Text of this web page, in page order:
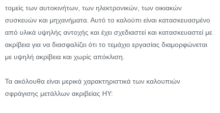
τομείς των αυτοκινήτων, των ηλεκτρονικών, των οικιακών
συσκευών και μηχανήματα. Αυτό το καλούπι είναι κατασκευασμένο
από υλικά υψηλής αντοχής και έχει σχεδιαστεί και κατασκευαστεί με
ακρίβεια για να διασφαλίζει ότι το τεμάχιο εργασίας διαμορφώνεται
με υψηλή ακρίβεια και χωρίς απόκλιση.
Τα ακόλουθα είναι μερικά χαρακτηριστικά των καλουπιών
σφράγισης μετάλλων ακριβείας HY: